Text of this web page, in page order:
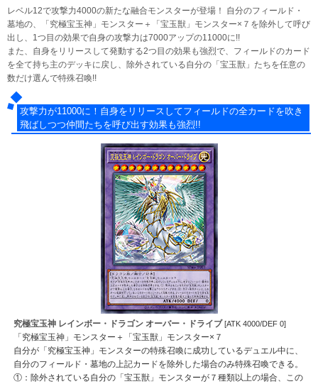
レベル12で攻撃力4000の新たな融合モンスターが登場！ 自分のフィールド・
墓地の、「究極宝玉神」モンスター＋「宝玉獣」モンスター×７を除外して呼び
出し、1つ目の効果で自身の攻撃力は7000アップの11000に!!
また、自身をリリースして発動する2つ目の効果も強烈で、フィールドのカード
を全て持ち主のデッキに戻し、除外されている自分の「宝玉獣」たちを任意の
数だけ選んで特殊召喚!!
攻撃力が11000に！自身をリリースしてフィールドの全カードを吹き
飛ばしつつ仲間たちを呼び出す効果も強烈!!
究極宝玉神 レインボー・ドラゴン オーバー・ドライブ [ATK 4000/DEF 0]
「究極宝玉神」モンスター＋「宝玉獣」モンスター×７
自分が「究極宝玉神」モンスターの特殊召喚に成功しているデュエル中に、
自分のフィールド・墓地の上記カードを除外した場合のみ特殊召喚できる。
①：除外されている自分の「宝玉獣」モンスターが７種類以上の場合、この